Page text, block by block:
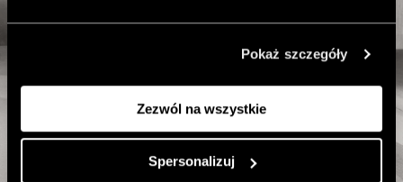
Pokaż szczegóły
Zezwól na wszystkie
Spersonalizuj